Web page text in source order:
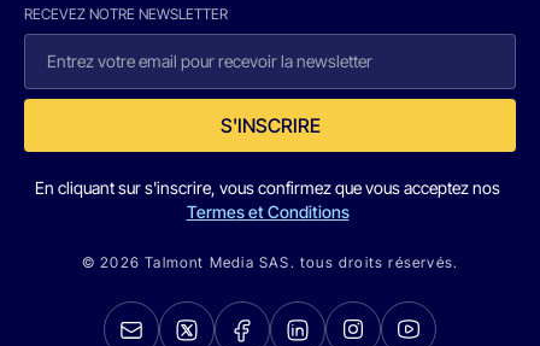
RECEVEZ NOTRE NEWSLETTER
S'INSCRIRE
En cliquant sur s'inscrire, vous confirmez que vous acceptez nos
Termes et Conditions
© 2026 Talmont Media SAS. tous droits réservés.